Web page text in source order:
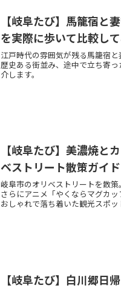
【岐阜たび】馬籠宿と
を実際に歩いて比較し
江戸時代の雰囲気が残る馬籠宿
歴史ある街並み、途中で立ち寄
介します。
【岐阜たび】美濃焼と
ベストリート散策ガイド
岐阜市のオリベストリートを散策
さらにアニメ「やくならマグカ
おしゃれで落ち着いた観光スポッ
【岐阜たび】白川郷日